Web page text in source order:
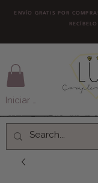
ENVÍO GRATIS POR
Iniciar sesión